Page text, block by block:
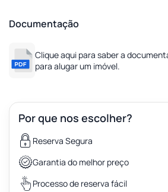
Documentação
Clique aqui para saber a
para alugar um imóvel.
Por que nos escolher?
Reserva Segura
Garantia do melhor preço
Processo de reserva fácil